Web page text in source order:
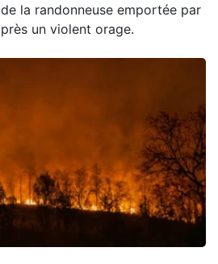
la randonneuse emportée par
un violent orage.